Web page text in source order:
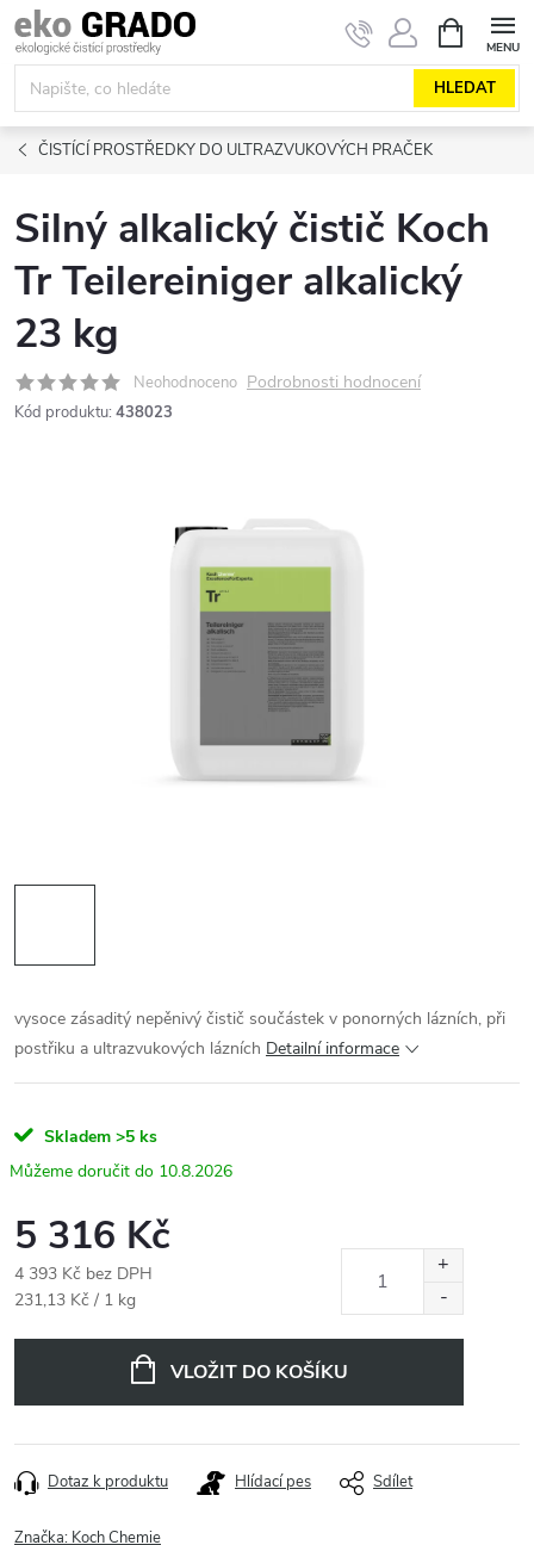
Přejít
na
obsah
HLEDAT
NÁKUPNÍ
KOŠÍK
ČISTÍCÍ PROSTŘEDKY DO ULTRAZVUKOVÝCH PRAČEK
Silný alkalický čistič Koch
Tr Teilereiniger alkalický
23 kg
Neohodnoceno Podrobnosti hodnocení
Kód produktu: 438023
vysoce zásaditý nepěnivý čistič součástek v ponorných lázních, při
postřiku a ultrazvukových lázních Detailní informace
Skladem >5 ks
10.8.2026
5 316 Kč
4 393 Kč bez DPH
Měrná
231,13 Kč / 1 kg
VLOŽIT DO KOŠÍKU
Dotaz k produktu Hlídací pes Sdílet
Značka: Koch Chemie